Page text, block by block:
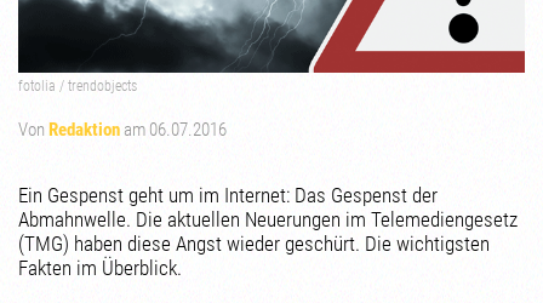
fotolia / trendobjects
VonRedaktion am 06.07.2016
Ein Gespenst geht um im Internet: Das Gespenst der
Abmahnwelle. Die aktuellen Neuerungen im Telemediengesetz
(TMG) haben diese Angst wieder geschürt. Die wichtigsten
Fakten im Überblick.